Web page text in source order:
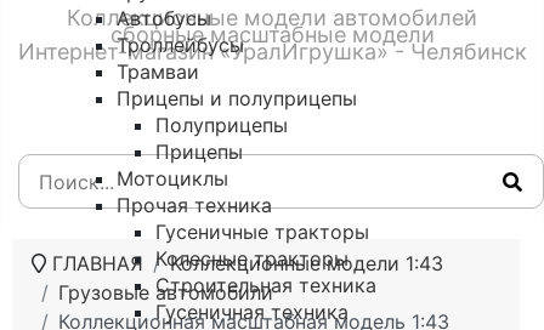
Коллекционные модели автомобилей
сборные масштабные модели
Интернет-магазин «УралИгрушка» - Челябинск
Автобусы
Троллейбусы
Трамваи
Прицепы и полуприцепы
Полуприцепы
Прицепы
Мотоциклы
Прочая техника
Гусеничные тракторы
Колесные тракторы
Строительная техника
Гусеничная техника
ГЛАВНАЯ
Коллекционные модели 1:43
Грузовые автомобили
Коллекционная масштабная модель 1:43